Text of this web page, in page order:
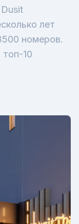
лет
номеров.
10